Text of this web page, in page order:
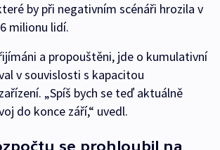
by při negativním scénáři hrozila v
milionu lidí.
a propouštěni, jde o kumulativní
v souvislosti s kapacitou
„Spíš bych se teď aktuálně
do konce září,“ uvedl.
se prohloubil na